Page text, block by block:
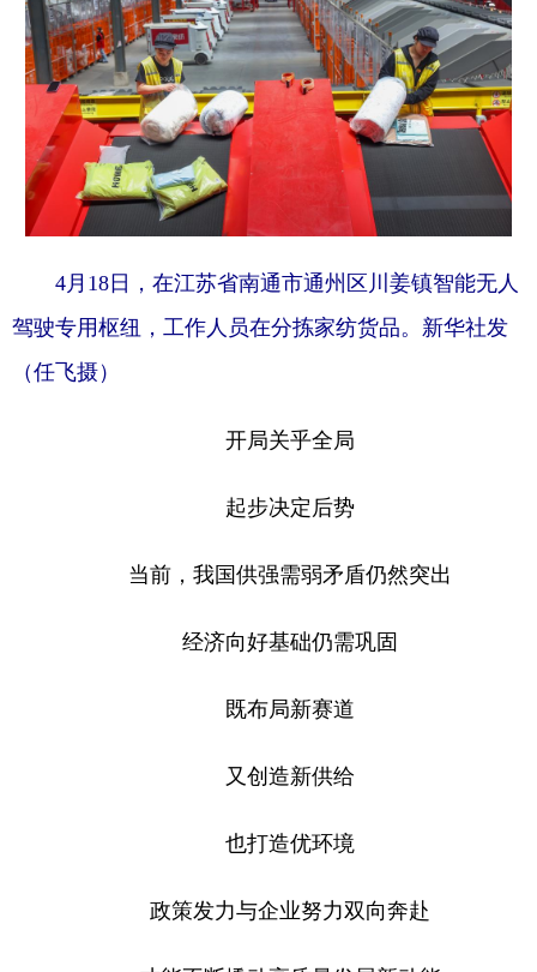
4月18日，在江苏省南通市通州区川姜镇智能无人
驾驶专用枢纽，工作人员在分拣家纺货品。新华社发
（任飞摄）
开局关乎全局
起步决定后势
当前，我国供强需弱矛盾仍然突出
经济向好基础仍需巩固
既布局新赛道
又创造新供给
也打造优环境
政策发力与企业努力双向奔赴